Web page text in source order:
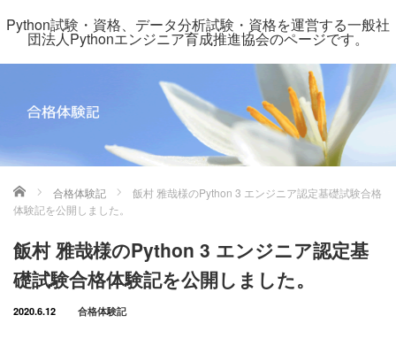
Python試験・資格、データ分析試験・資格を運営する一般社
団法人Pythonエンジニア育成推進協会のページです。
ホーム 合格体験記
飯村 雅哉様のPython 3 エンジニア認定基礎試験合格
体験記を公開しました。
飯村 雅哉様のPython 3 エンジニア認定基
礎試験合格体験記を公開しました。
2020.6.12 合格体験記